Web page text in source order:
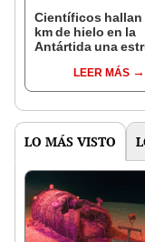
Científicos hallan
km de hielo en la
Antártida una
que explicaría la
de un
LEER MÁS
LO MÁS VISTO